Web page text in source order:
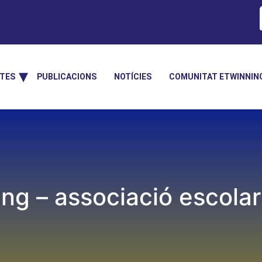
PUBLICACIONS NOTÍCIES COMUNITAT
– associació